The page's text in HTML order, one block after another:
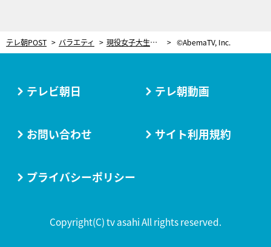
テレ朝POST バラエティ 現役女子大生×年上経営者の“熱烈キス”にスタジオ大興奮！峯岸みなみ「恋はわからない」 ©AbemaTV, Inc.
テレビ朝日 テレ朝動画
お問い合わせ サイト利用規約
プライバシーポリシー
Copyright(C) tv asahi All rights reserved.